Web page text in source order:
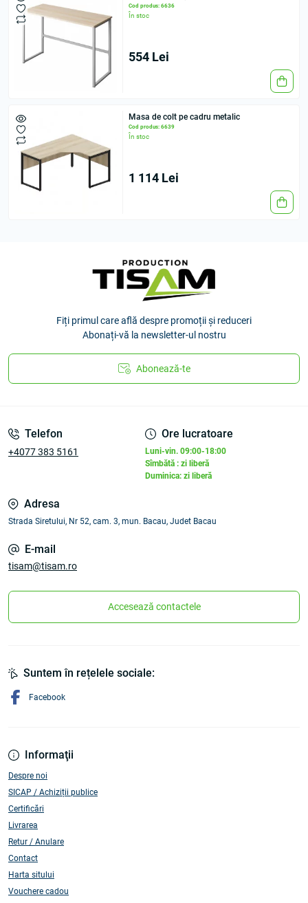
Cod produs: 6636
În stoc
554 Lei
Masa de colt pe cadru metalic
Cod produs: 6639
În stoc
1 114 Lei
Fiți primul care află despre promoții și reduceri
Abonați-vă la newsletter-ul nostru
Abonează-te
Telefon
+4077 383 5161
Ore lucratoare
Luni-vin. 09:00-18:00
Sîmbătă : zi liberă
Duminica: zi liberă
Adresa
Strada Siretului, Nr 52, cam. 3, mun. Bacau, Judet Bacau
E-mail
tisam@tisam.ro
Accesează contactele
Informaţii
Despre noi
SICAP / Achiziții publice
Certificări
Livrarea
Retur / Anulare
Contact
Harta sitului
Vouchere cadou
Suntem în rețelele sociale:
Facebook